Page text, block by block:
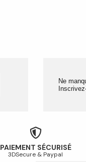
Ne
PAIEMENT SÉCURISÉ
3DSecure & Paypal